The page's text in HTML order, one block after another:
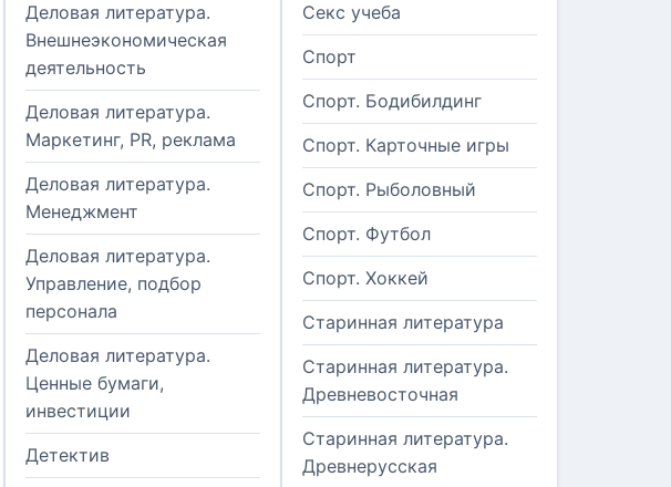
Деловая литература.
Внешнеэкономическая
деятельность
Деловая литература.
Маркетинг, PR, реклама
Деловая литература.
Менеджмент
Деловая литература.
Управление, подбор
персонала
Деловая литература.
Ценные бумаги,
инвестиции
Детектив
Секс учеба
Спорт
Спорт. Бодибилдинг
Спорт. Карточные игры
Спорт. Рыболовный
Спорт. Футбол
Спорт. Хоккей
Старинная литература
Старинная литература.
Древневосточная
Старинная литература.
Древнерусская